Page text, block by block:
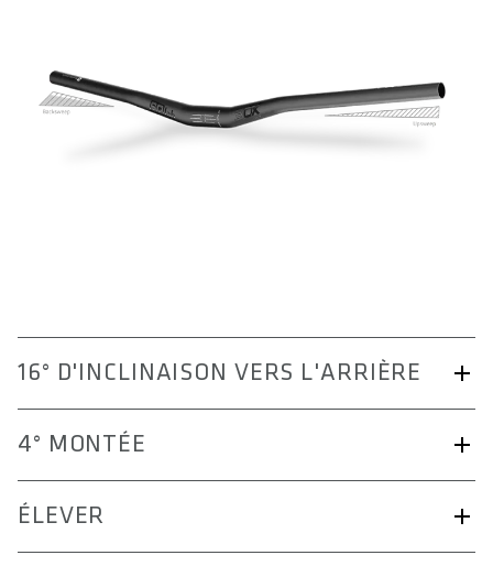
16° D'INCLINAISON VERS L'ARRIÈRE
Avec sa courte portée, il assure une transition naturelle du
bras inférieur à la main.
4° MONTÉE
ramène les coudes dans une position parfaite pour un style
de conduite dynamique.
ÉLEVER